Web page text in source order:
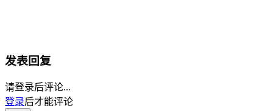
发表回复
请登录后评论...
登录后才能评论